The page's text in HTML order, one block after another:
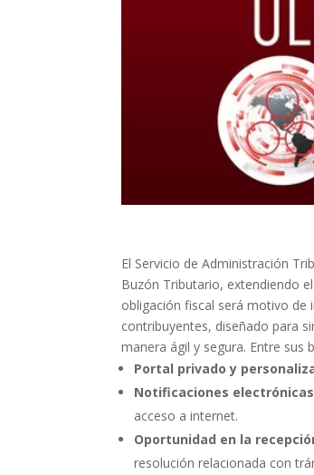
El Servicio de Administración
Buzón Tributario, extendiendo
obligación fiscal será motivo de
contribuyentes, diseñado para
manera ágil y segura. Entre sus
Portal privado y
Notificaciones electrónicas
acceso a internet.
Oportunidad en la
resolución relacionada con